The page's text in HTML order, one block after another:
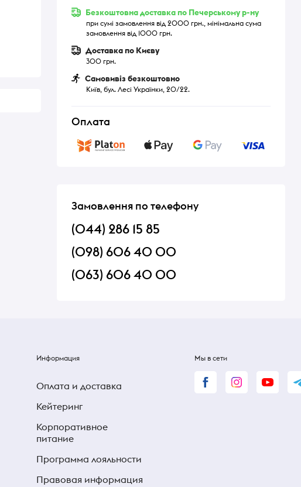
Безкоштовна доставка по Печерському р-ну
при сумі замовлення від 2000 грн., мінімальна сума
замовлення від 1000 грн.
Доставка по Києву
300 грн.
Самовивіз безкоштовно
Київ, бул. Лесі Українки, 20/22.
Оплата
Замовлення по телефону
(044) 286 15 85
(098) 606 40 00
(063) 606 40 00
Информация
Оплата и доставка
Кейтеринг
Корпоративное
питание
Программа лояльности
Правовая информация
Мы в сети